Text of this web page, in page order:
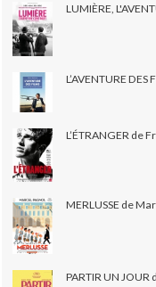
LUMIÈRE,
L’AVENTURE
L’ÉTRANGER de
MERLUSSE de
PARTIR UN